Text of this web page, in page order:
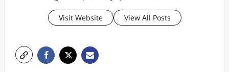
Visit Website View All Posts